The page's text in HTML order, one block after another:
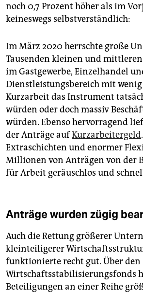
noch 0,7 Prozent höher als im
keineswegs selbstverständlich:
Im März 2020 herrschte große
Tausenden kleinen und
im Gastgewerbe, Einzelhandel
Dienstleistungsbereich mit
Kurzarbeit das Instrument
würden oder doch massiv
würden. Ebenso hervorragend
der Anträge aufKurzarbeitergeld
Extraschichten und enormer
Millionen von Anträgen von der
für Arbeit geräuschlos und
Anträge wurden zügig
Auch die Rettung größerer
kleinteiligerer
funktionierte recht gut. Über den
Wirtschaftsstabilisierungsfonds
Beteiligungen an einer Reihe